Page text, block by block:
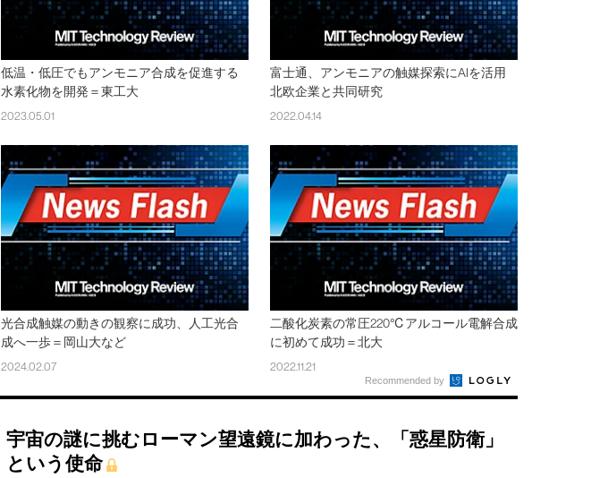
低温・低圧でもアンモニア合成を促進する
水素化物を開発＝東工大
2023.05.01
富士通、アンモニアの触媒探索にAIを活用
北欧企業と共同研究
2022.04.14
光合成触媒の動きの観察に成功、人工光合
成へ一歩＝岡山大など
2024.02.07
二酸化炭素の常圧220℃アルコール電解合成
に初めて成功＝北大
2022.11.21
Recommended by
宇宙の謎に挑むローマン望遠鏡に加わった、「惑星防衛」
という使命